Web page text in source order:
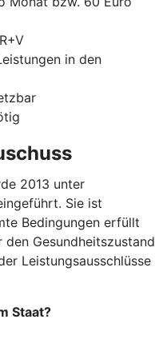
in den
2013 unter
Sie ist
Bedingungen erfüllt
Gesundheitszustand
Leistungsausschlüsse
Staat?